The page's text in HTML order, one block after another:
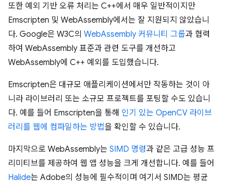
또한 예외 기반 오류 처리는 C++에서 매우 일반적이지만
Emscripten 및 WebAssembly에서는 잘 지원되지 않았습니
다. Google은 W3C의 WebAssembly 커뮤니티 그룹과 협력
하여 WebAssembly 표준과 관련 도구를 개선하고
WebAssembly에 C++ 예외를 도입했습니다.
Emscripten은 대규모 애플리케이션에서만 작동하는 것이 아
니라 라이브러리 또는 소규모 프로젝트를 포팅할 수도 있습니
다. 예를 들어 Emscripten을 통해 인기 있는 OpenCV 라이브
러리를 웹에 컴파일하는 방법을 확인할 수 있습니다.
마지막으로 WebAssembly는 SIMD 명령과 같은 고급 성능 프
리미티브를 제공하여 웹 앱 성능을 크게 개선합니다. 예를 들어
Halide는 Adobe의 성능에 필수적이며 여기서 SIMD는 평균